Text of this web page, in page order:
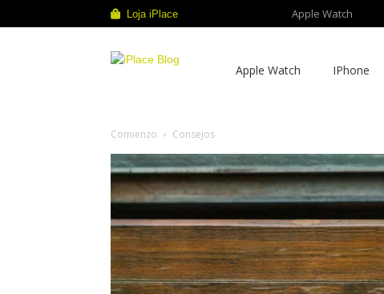
Loja iPlace Apple Watch
Apple Watch IPhone
Comienzo Consejos